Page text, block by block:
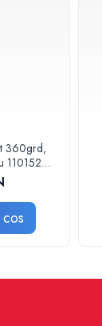
360grd,
110152